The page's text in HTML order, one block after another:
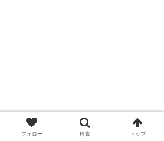
フォロー 検索 トップ